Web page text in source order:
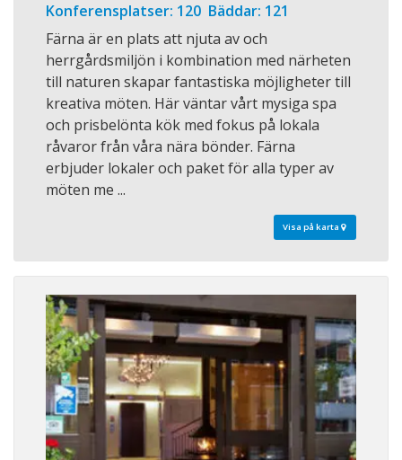
Konferensplatser: 120 Bäddar: 121
Färna är en plats att njuta av och
herrgårdsmiljön i kombination med närheten
till naturen skapar fantastiska möjligheter till
kreativa möten. Här väntar vårt mysiga spa
och prisbelönta kök med fokus på lokala
råvaror från våra nära bönder. Färna
erbjuder lokaler och paket för alla typer av
möten me ...
Visa på karta